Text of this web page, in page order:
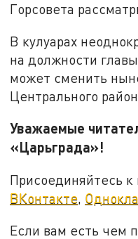
Горсовета
В кулуарах
на должности
может сменить
Центрального
Уважаемые
Присоединяйтесь к
ВКонтакте,
Если вам есть чем